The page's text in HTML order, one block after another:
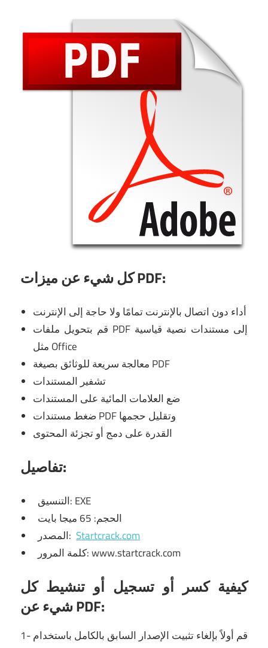
كل شيء عن ميزات PDF:
أداء دون اتصال بالإنترنت تمامًا ولا حاجة إلى الإنترنت
قم بتحويل ملفات PDF إلى مستندات نصية قياسية
مثل Office
معالجة سريعة للوثائق بصيغة PDF
تشفير المستندات
ضع العلامات المائية على المستندات
ضغط مستندات PDF وتقليل حجمها
القدرة على دمج أو تجزئة المحتوى
تفاصيل:
التنسيق: EXE
الحجم: 65 ميجا بايت
المصدر:Startcrack.com
كلمة المرور: www.startcrack.com
كيفية كسر أو تسجيل أو تنشيط كل
شيء عن PDF:
1- قم أولاً بإلغاء تثبيت الإصدار السابق بالكامل باستخدام